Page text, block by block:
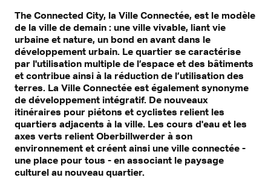
The Connected City, la Ville Connectée, est le modèle
de la ville de demain : une ville vivable, liant vie
urbaine et nature, un bond en avant dans le
développement urbain. Le quartier se caractérise
par l'utilisation multiple de l’espace et des bâtiments
et contribue ainsi à la réduction de l’utilisation des
terres. La Ville Connectée est également synonyme
de développement intégratif. De nouveaux
itinéraires pour piétons et cyclistes relient les
quartiers adjacents à la ville. Les cours d'eau et les
axes verts relient Oberbillwerder à son
environnement et créent ainsi une ville connectée -
une place pour tous - en associant le paysage
culturel au nouveau quartier.